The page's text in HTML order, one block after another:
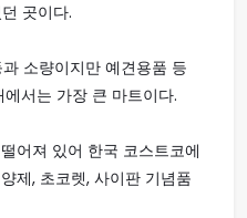
곳이다.
소량이지만 예견용품 등
서는 가장 큰 마트이다.
어져 있어 한국 코스트코에
제, 초코렛, 사이판 기념품